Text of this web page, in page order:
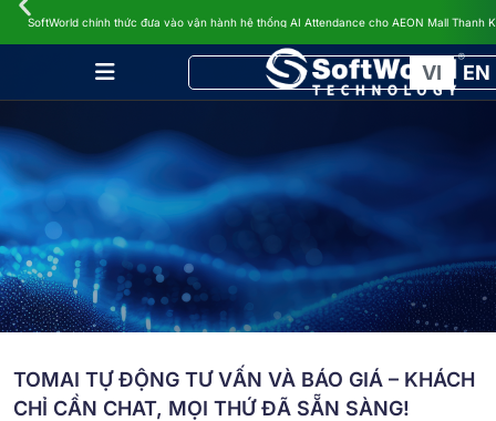
SoftWorld chính thức đưa vào vận hành hệ thống AI Attendance cho AEON Mall Thanh
VI EN
TIN TỨC
TOMAI TỰ ĐỘNG TƯ VẤN VÀ BÁO GIÁ – KHÁCH
CHỈ CẦN CHAT, MỌI THỨ ĐÃ SẴN SÀNG!